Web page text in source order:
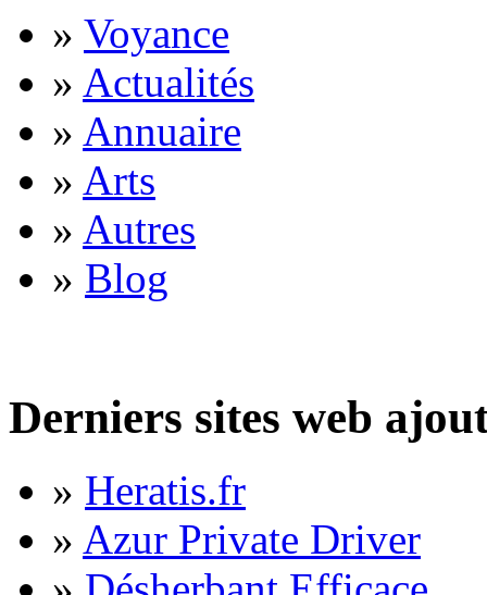
» Voyance
» Actualités
» Annuaire
» Arts
» Autres
» Blog
Derniers sites web
» Heratis.fr
» Azur Private Driver